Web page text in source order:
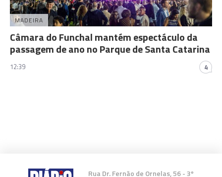
MADEIRA
Câmara do Funchal mantém espectáculo da
passagem de ano no Parque de Santa Catarina
12:39 4
Rua Dr. Fernão de Ornelas, 56 - 3º